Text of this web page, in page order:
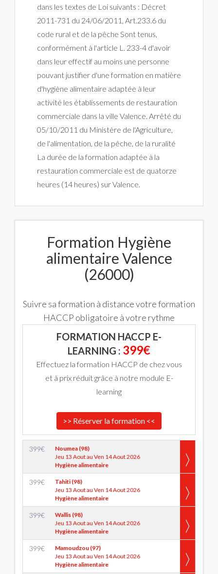
dans les textes de Loi suivants : Décret
2011-731 du 24/06/2011, Art.233.6 du
code rural et de la pêche Sont tenus,
conformément à l'article L. 233-4 d'avoir
dans leur effectif au moins une personne
pouvant justifier d'une formation en matière
d'hygiène alimentaire adaptée à leur
activité les établissements de restauration
commerciale dans la ville Valence. Arrêté du
05/10/2011 du Ministère de l'Agriculture,
de l'alimentation, de la pêche, de la ruralité
La durée de la formation adaptée à la
restauration commerciale est de quatorze
heures (14 heures) sur Valence.
Formation Hygiène
alimentaire Valence
(26000)
Suivre sa formation à distance votre formation
HACCP obligatoire à votre rythme
FORMATION HACCP E-
LEARNING : 399€
Effectuez la formation HACCP de chez vous
et à prix réduit grâce à notre module E-
learning
>> Réserver la formation <<
399€
Noumea (98)
Jeu 13 Aout au Ven 14 Aout 2026
Hygiène alimentaire
399€
Tahiti (98)
Jeu 13 Aout au Ven 14 Aout 2026
Hygiène alimentaire
399€
Wallis (98)
Jeu 13 Aout au Ven 14 Aout 2026
Hygiène alimentaire
399€
Mamoudzou (97)
Jeu 13 Aout au Ven 14 Aout 2026
Hygiène alimentaire